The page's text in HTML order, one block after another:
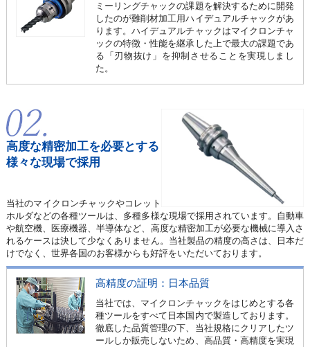
ミーリングチャックの課題を解決するために開発
したのが難削材加工用ハイデュアルチャックがあ
ります。ハイデュアルチャックはマイクロンチャ
ックの特徴・性能を継承した上で最大の課題であ
る「刃物抜け」を抑制させることを実現しまし
た。
高度な精密加工を必要とする
様々な現場で採用
当社のマイクロンチャックやコレット
ホルダなどの各種ツールは、多種多様な現場で採用されています。自動車
や航空機、医療機器、半導体など、高度な精密加工が必要な機械に導入さ
れるケースは決して少なくありません。当社製品の精度の高さは、日本だ
けでなく、世界各国のお客様からも好評をいただいております。
高精度の証明：日本品質
当社では、マイクロンチャックをはじめとする各
種ツールをすべて日本国内で製造しております。
徹底した品質管理の下、当社規格にクリアしたツ
ールしか販売しないため、高品質・高精度を実現